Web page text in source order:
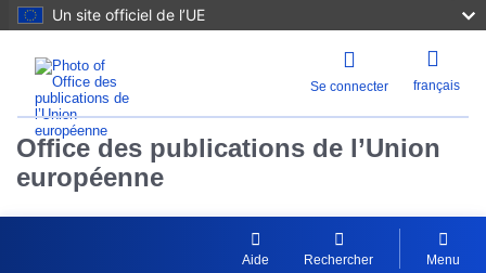
Un site officiel de l’UE
Se connecter français
Office des publications de l’Union
européenne
Aide Rechercher Menu